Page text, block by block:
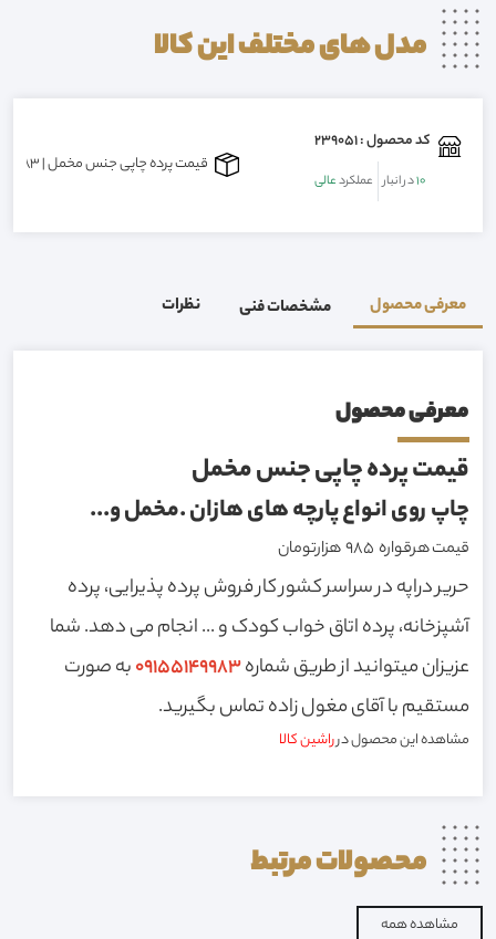
مدل های مختلف اینکالا
کد محصول : 239051
10در انبار عملکردعالی
قیمت پرده چاپی جنس مخمل | 09155149983
معرفی محصول مشخصات فنی نظرات
معرفی محصول
قیمت پرده چاپی جنس مخمل
چاپ روی انواع پارچه های هازان .مخمل و...
قیمت هرقواره 985 هزارتومان
حریر دراپه در سراسر کشور کار فروش پرده پذیرایی، پرده
آشپزخانه، پرده اتاق خواب کودک و ... انجام می دهد. شما
عزیزان میتوانید از طریق شماره09155149983به صورت
مستقیم با آقای مغول زاده تماس بگیرید.
مشاهده این محصول درراشین کالا
محصولاتمرتبط
مشاهده همه